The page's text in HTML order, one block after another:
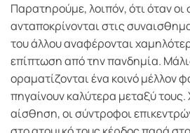
Παρατηρούμε, λοιπόν, ότι όταν οι
ανταποκρίνονται στις
του άλλου αναφέρονται
επίπτωση από την πανδημία.
οραματίζονται ένα κοινό μέλλον
πηγαίνουν καλύτερα μεταξύ
αίσθηση, οι σύντροφοι